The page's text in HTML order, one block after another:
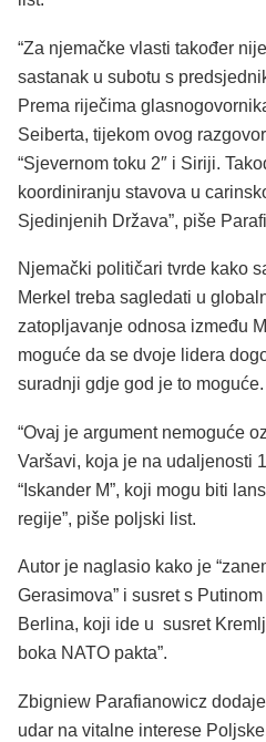
“Za njemačke vlasti također
sastanak u subotu s
Prema riječima
Seiberta, tijekom ovog
“Sjevernom toku 2″ i Siriji.
koordiniranju stavova u
Sjedinjenih Država”, piše
Njemački političari tvrde kako
Merkel treba sagledati u
zatopljavanje odnosa između
moguće da se dvoje lidera
suradnji gdje god je to moguće.
“Ovaj je argument nemoguće
Varšavi, koja je na udaljenosti
“Iskander M”, koji mogu biti
regije”, piše poljski list.
Autor je naglasio kako je
Gerasimova” i susret s
Berlina, koji ide u susret
boka NATO pakta”.
Zbigniew Parafianowicz
udar na vitalne interese